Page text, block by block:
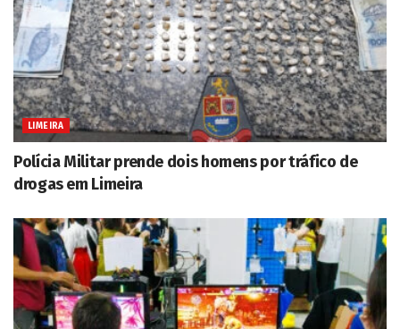
LIMEIRA
Polícia Militar prende dois homens por tráfico de
drogas em Limeira